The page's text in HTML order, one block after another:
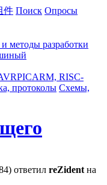
件 Поиск Опросы
методы разработки
PICARM, RISC-
протоколы Схемы,
ответил reZident на